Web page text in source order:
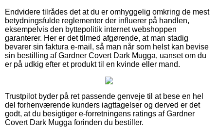
Endvidere tilrådes det at du er omhyggelig omkring de mest
betydningsfulde reglementer der influerer på handlen,
eksempelvis den byttepolitik internet webshoppen
garanterer. Her er det tilmed afgørende, at man stadig
bevarer sin faktura e-mail, så man når som helst kan bevise
sin bestilling af Gardner Covert Dark Mugga, uanset om du
er på udkig efter et produkt til en kvinde eller mand.
Trustpilot byder på ret passende genveje til at bese en hel
del forhenværende kunders iagttagelser og derved er det
godt, at du besigtiger e-forretningens ratings af Gardner
Covert Dark Mugga forinden du bestiller.